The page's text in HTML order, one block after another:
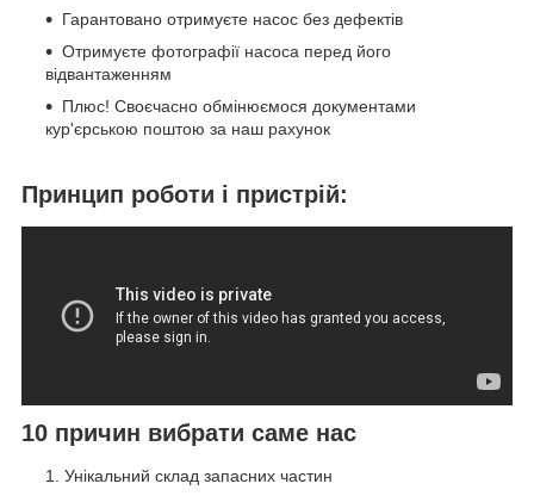
Гарантовано отримуєте насос без дефектів
Отримуєте фотографії насоса перед його
відвантаженням
Плюс! Своєчасно обмінюємося документами
кур'єрською поштою за наш рахунок
Принцип роботи і пристрій:
10 причин вибрати саме нас
Унікальний склад запасних частин